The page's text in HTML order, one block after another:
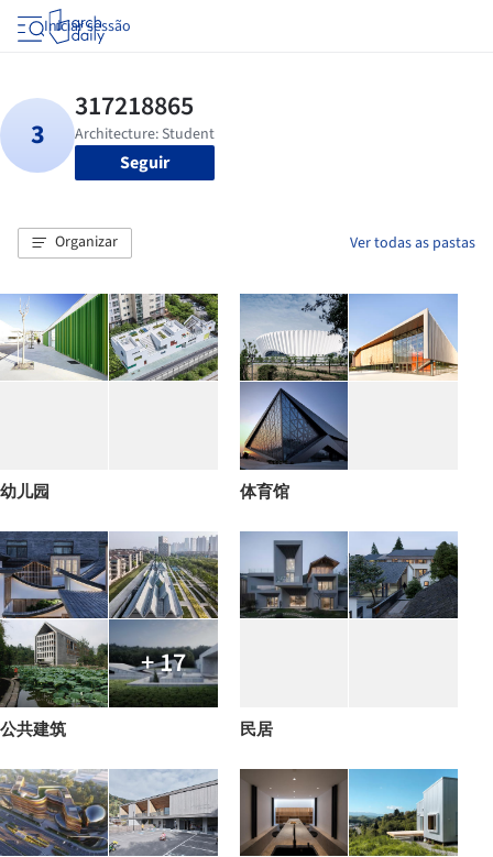
Iniciar sessão
Seguir
Organizar Ver todas as pastas
幼儿园 体育馆
+ 17
公共建筑 民居